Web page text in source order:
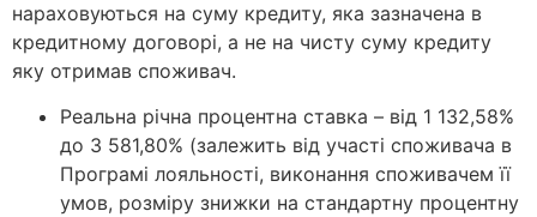
нараховуються на суму кредиту, яка зазначена в
кредитному договорі, а не на чисту суму кредиту
яку отримав споживач.
Реальна річна процентна ставка – від 1 132,58%
до 3 581,80% (залежить від участі споживача в
Програмі лояльності, виконання споживачем її
умов, розміру знижки на стандартну процентну